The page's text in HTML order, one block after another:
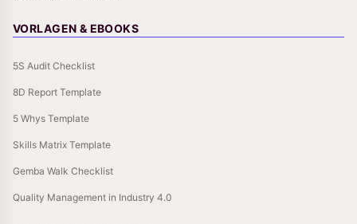
VORLAGEN & EBOOKS
5S Audit Checklist
8D Report Template
5 Whys Template
Skills Matrix Template
Gemba Walk Checklist
Quality Management in Industry 4.0